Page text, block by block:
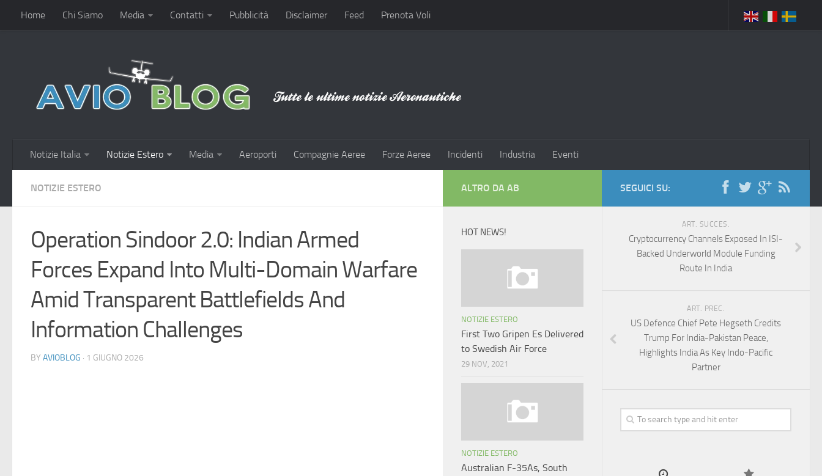
Home Chi Siamo Media Contatti Pubblicità Disclaimer Feed Prenota Voli
Notizie Italia Notizie Estero Media Aeroporti Compagnie Aeree Forze Aeree Incidenti Industria Eventi
NOTIZIE ESTERO
Operation Sindoor 2.0: Indian Armed
Forces Expand Into Multi-Domain Warfare
Amid Transparent Battlefields And
Information Challenges
BY AVIOBLOG · 1 GIUGNO 2026
SEGUICI SU:
ART. SUCCES.
Cryptocurrency Channels Exposed In ISI-
Backed Underworld Module Funding
Route In India
ART. PREC.
US Defence Chief Pete Hegseth Credits
Trump For India-Pakistan Peace,
Highlights India As Key Indo-Pacific
Partner
ALTRO DA AB
HOT NEWS!
NOTIZIE ESTERO
First Two Gripen Es Delivered
to Swedish Air Force
29 NOV, 2021
NOTIZIE ESTERO
Australian F-35As, South